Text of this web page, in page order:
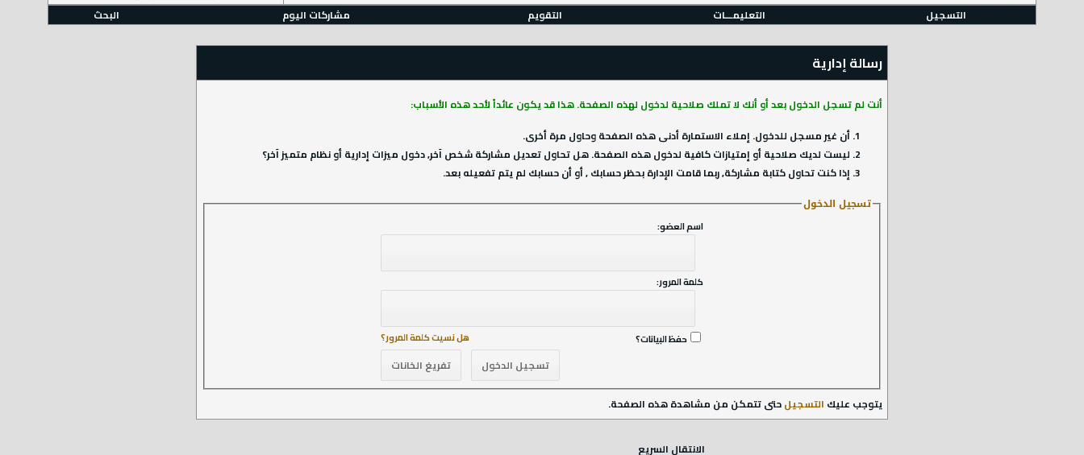
التسجيل
التعليمـــات التقويم مشاركات اليوم البحث
رسالة إدارية
أنت لم تسجل الدخول بعد أو أنك لا تملك صلاحية لدخول لهذه الصفحة. هذا قد يكون عائداً لأحد هذه الأسباب:
أن غير مسجل للدخول. إملاء الاستمارة أدنى هذه الصفحة وحاول مرة أخرى.
ليست لديك صلاحية أو إمتيازات كافية لدخول هذه الصفحة. هل تحاول تعديل مشاركة شخص آخر, دخول ميزات إدارية أو نظام متميز آخر؟
إذا كنت تحاول كتابة مشاركة, ربما قامت الإدارة بحظر حسابك , أو أن حسابك لم يتم تفعيله بعد.
تسجيل الدخول
اسم العضو:
كلمة المرور:
هل نسيت كلمة المرور؟ حفظ البيانات؟
يتوجب عليك التسجيلحتى تتمكن من مشاهدة هذه الصفحة.
الانتقال السريع